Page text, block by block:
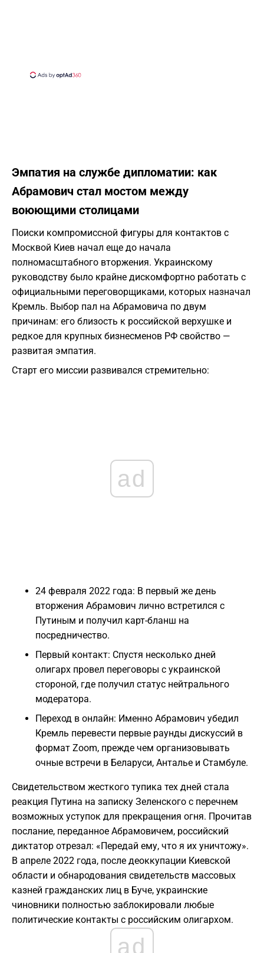
Эмпатия на службе дипломатии: как
Абрамович стал мостом между
воюющими столицами
Поиски компромиссной фигуры для контактов с
Москвой Киев начал еще до начала
полномасштабного вторжения. Украинскому
руководству было крайне дискомфортно работать с
официальными переговорщиками, которых назначал
Кремль. Выбор пал на Абрамовича по двум
причинам: его близость к российской верхушке и
редкое для крупных бизнесменов РФ свойство —
развитая эмпатия.
Старт его миссии развивался стремительно:
ad
24 февраля 2022 года: В первый же день
вторжения Абрамович лично встретился с
Путиным и получил карт-бланш на
посредничество.
Первый контакт: Спустя несколько дней
олигарх провел переговоры с украинской
стороной, где получил статус нейтрального
модератора.
Переход в онлайн: Именно Абрамович убедил
Кремль перевести первые раунды дискуссий в
формат Zoom, прежде чем организовывать
очные встречи в Беларуси, Анталье и Стамбуле.
Свидетельством жесткого тупика тех дней стала
реакция Путина на записку Зеленского с перечнем
возможных уступок для прекращения огня. Прочитав
послание, переданное Абрамовичем, российский
диктатор отрезал: «Передай ему, что я их уничтожу».
В апреле 2022 года, после деоккупации Киевской
области и обнародования свидетельств массовых
казней гражданских лиц в Буче, украинские
чиновники полностью заблокировали любые
политические контакты с российским олигархом.
ad